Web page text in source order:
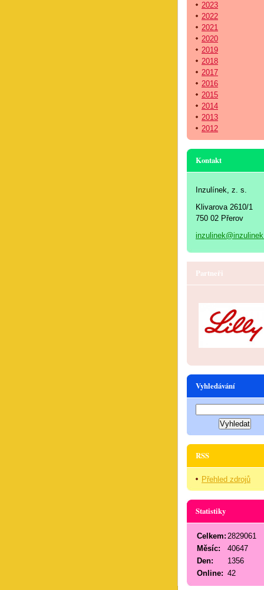
2023
2022
2021
2020
2019
2018
2017
2016
2015
2014
2013
2012
Kontakt
Inzulínek, z. s.
Klivarova 2610/1
750 02 Přerov
Partneři
Vyhledávání
RSS
Přehled zdrojů
Statistiky
Online: 42
Celkem: 2829061
Měsíc:
40647
Den:
1356